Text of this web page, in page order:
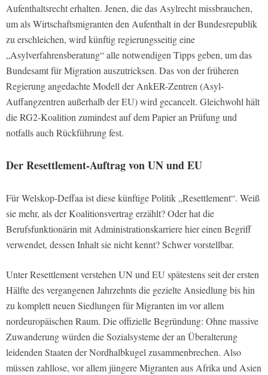
Aufenthaltsrecht erhalten. Jenen, die das Asylrecht missbrauchen,
um als Wirtschaftsmigranten den Aufenthalt in der Bundesrepublik
zu erschleichen, wird künftig regierungsseitig eine
„Asylverfahrensberatung“ alle notwendigen Tipps geben, um das
Bundesamt für Migration auszutricksen. Das von der früheren
Regierung angedachte Modell der AnkER-Zentren (Asyl-
Auffangzentren außerhalb der EU) wird gecancelt. Gleichwohl hält
die RG2-Koalition zumindest auf dem Papier an Prüfung und
notfalls auch Rückführung fest.
Der Resettlement-Auftrag von UN und EU
Für Welskop-Deffaa ist diese künftige Politik „Resettlement“. Weiß
sie mehr, als der Koalitionsvertrag erzählt? Oder hat die
Berufsfunktionärin mit Administrationskarriere hier einen Begriff
verwendet, dessen Inhalt sie nicht kennt? Schwer vorstellbar.
Unter Resettlement verstehen UN und EU spätestens seit der ersten
Hälfte des vergangenen Jahrzehnts die gezielte Ansiedlung bis hin
zu komplett neuen Siedlungen für Migranten im vor allem
nordeuropäischen Raum. Die offizielle Begründung: Ohne massive
Zuwanderung würden die Sozialsysteme der an Überalterung
leidenden Staaten der Nordhalbkugel zusammenbrechen. Also
müssen zahllose, vor allem jüngere Migranten aus Afrika und Asien